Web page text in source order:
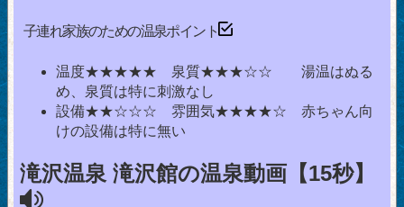
子連れ家族のための温泉ポイント
温度★★★★★ 泉質★★★☆☆ 湯温はぬる
め、泉質は特に刺激なし
設備★★☆☆☆ 雰囲気★★★★☆ 赤ちゃん向
けの設備は特に無い
滝沢温泉 滝沢館の温泉動画【15秒】